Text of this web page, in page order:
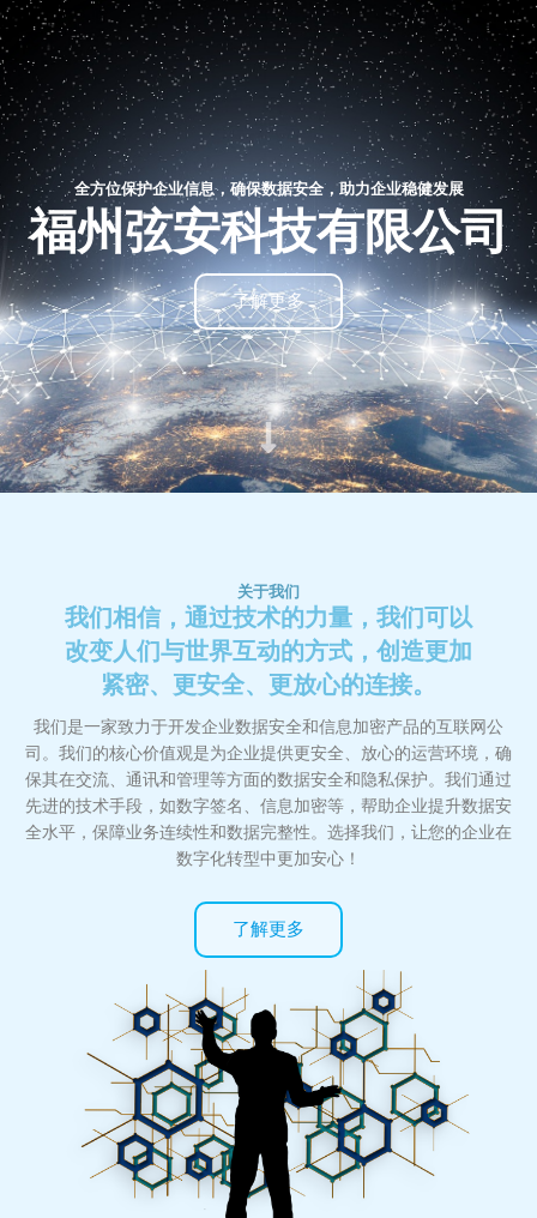
跳
至
内
容
全方位保护企业信息，确保数据安全，助力企业稳健发展
福州弦安科技有限公司
了解更多
关于我们
我们相信，通过技术的力量，我们可以
改变人们与世界互动的方式，创造更加
紧密、更安全、更放心的连接。
我们是一家致力于开发企业数据安全和信息加密产品的互联网公
司。我们的核心价值观是为企业提供更安全、放心的运营环境，确
保其在交流、通讯和管理等方面的数据安全和隐私保护。我们通过
先进的技术手段，如数字签名、信息加密等，帮助企业提升数据安
全水平，保障业务连续性和数据完整性。选择我们，让您的企业在
数字化转型中更加安心！
了解更多